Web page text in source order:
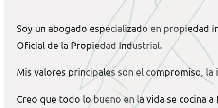
Soy un abogado especializado en propiedad
Oficial de la Propiedad Industrial.
Mis valores principales son el compromiso,
Creo que todo lo bueno en la vida se cocina